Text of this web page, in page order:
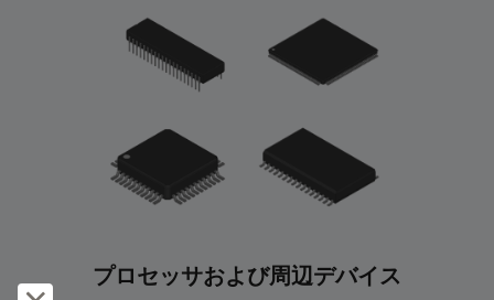
プロセッサおよび周辺デバイス